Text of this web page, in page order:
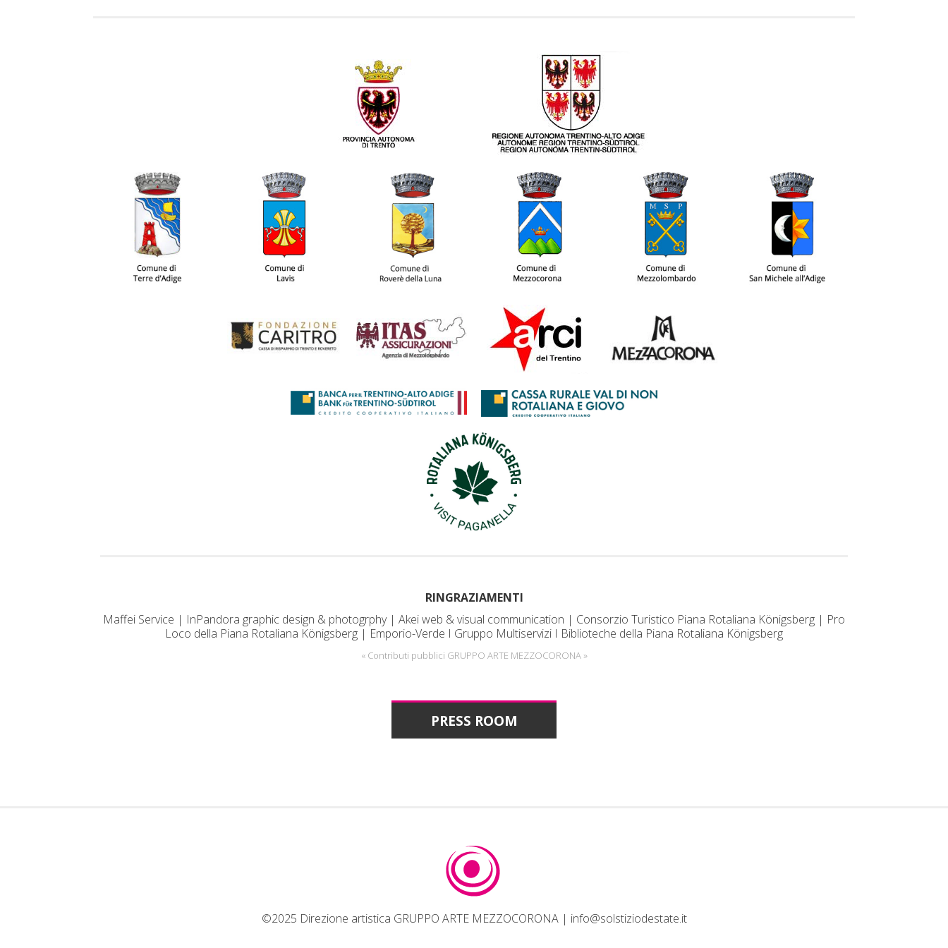
RINGRAZIAMENTI
Maffei Service | InPandora graphic design & photogrphy | Akei web & visual communication | Consorzio Turistico Piana Rotaliana Königsberg | Pro
Loco della Piana Rotaliana Königsberg | Emporio-Verde I Gruppo Multiservizi I Biblioteche della Piana Rotaliana Königsberg
« Contributi pubblici GRUPPO ARTE MEZZOCORONA »
PRESS ROOM
©2025 Direzione artistica GRUPPO ARTE MEZZOCORONA | info@solstiziodestate.it